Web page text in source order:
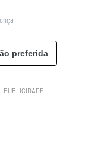
preferida